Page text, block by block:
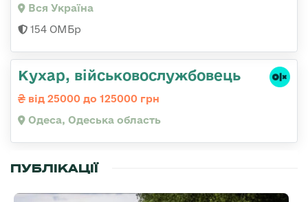
Вся Україна
154 ОМБр
Кухар, військовослужбовець
від 25000 до 125000 грн
Одеса, Одеська область
ПУБЛІКАЦІЇ